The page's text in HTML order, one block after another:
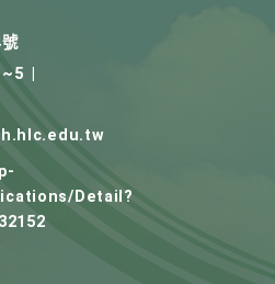
Detail?